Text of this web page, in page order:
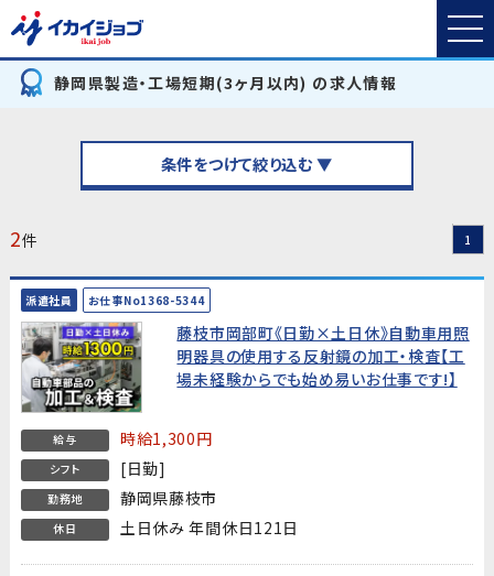
静岡県製造・工場短期(3ヶ月以内) の求人情報
条件をつけて絞り込む ▼
2件 1
派遣社員 お仕事No1368-5344
藤枝市岡部町《日勤×土日休》自動車用照
明器具の使用する反射鏡の加工・検査【工
場未経験からでも始め易いお仕事です!】
給与 時給1,300円
シフト [日勤]
勤務地 静岡県藤枝市
休日 土日休み 年間休日121日